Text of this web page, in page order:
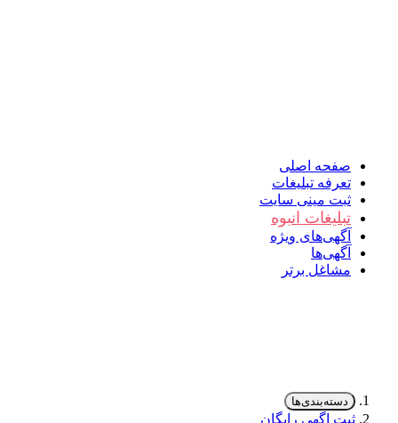
صفحه اصلی
تعرفه تبلیغات
ثبت مینی سایت
تبلیغات انبوه
آگهی‌های ویژه
آگهی‌ها
مشاغل برتر
دسته‌بندی‌ها
ثبت اگهی رایگان